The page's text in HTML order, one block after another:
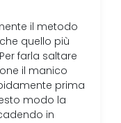
il metodo
quello più
farla saltare
il manico
prima
modo la
in